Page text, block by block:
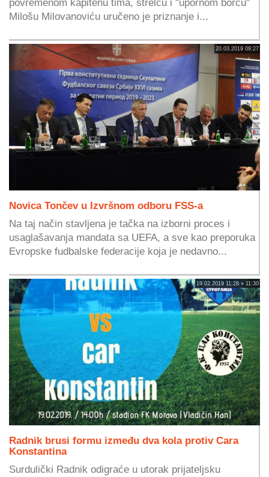
povremenom kapitenu tima, strelcu i "upornom borcu"
Milošu Milovanoviću uručeno je priznanje i...
20.03.2019 09:27
Novica Tončev u Izvršnom odboru FSS-a
Na taj način stavljena je tačka na izborni proces i
usaglašavanja mandata sa UEFA, a sve kao preporuka
Evropske fudbalske federacije koja je nedavno...
19.02.2019 11:28 » 11:30
Radnik brusi formu između dva kola protiv Cara
Konstantina
Surdulički Radnik odigraće u utorak prijateljsku